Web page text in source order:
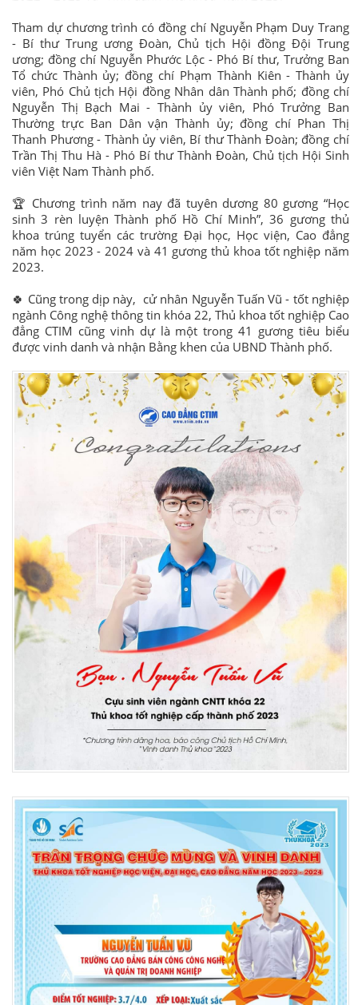
Tham dự chương trình có đồng chí Nguyễn Phạm Duy Trang
- Bí thư Trung ương Đoàn, Chủ tịch Hội đồng Đội Trung
ương; đồng chí Nguyễn Phước Lộc - Phó Bí thư, Trưởng Ban
Tổ chức Thành ủy; đồng chí Phạm Thành Kiên - Thành ủy
viên, Phó Chủ tịch Hội đồng Nhân dân Thành phố; đồng chí
Nguyễn Thị Bạch Mai - Thành ủy viên, Phó Trưởng Ban
Thường trực Ban Dân vận Thành ủy; đồng chí Phan Thị
Thanh Phương - Thành ủy viên, Bí thư Thành Đoàn; đồng chí
Trần Thị Thu Hà - Phó Bí thư Thành Đoàn, Chủ tịch Hội Sinh
viên Việt Nam Thành phố.
🏆 Chương trình năm nay đã tuyên dương 80 gương “Học
sinh 3 rèn luyện Thành phố Hồ Chí Minh”, 36 gương thủ
khoa trúng tuyển các trường Đại học, Học viện, Cao đẳng
năm học 2023 - 2024 và 41 gương thủ khoa tốt nghiệp năm
2023.
🍀 Cũng trong dịp này, cử nhân Nguyễn Tuấn Vũ - tốt nghiệp
ngành Công nghệ thông tin khóa 22, Thủ khoa tốt nghiệp Cao
đẳng CTIM cũng vinh dự là một trong 41 gương tiêu biểu
được vinh danh và nhận Bằng khen của UBND Thành phố.